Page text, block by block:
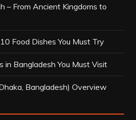
– From Ancient Kingdoms to
Food Dishes You Must Try
in Bangladesh You Must Visit
Bangladesh) Overview